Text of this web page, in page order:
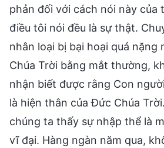
phản đối với cách nói này của
điều tôi nói đều là sự thật.
nhân loại bị bại hoại quá nặng
Chúa Trời bằng mắt thường,
nhận biết được rằng Con
là hiện thân của Đức Chúa
chúng ta thấy sự nhập thể là
vĩ đại. Hàng ngàn năm qua,